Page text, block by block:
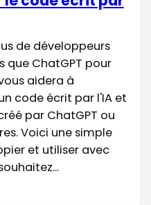
de développeurs
que ChatGPT pour
aidera à
code écrit par l'IA et
par ChatGPT ou
Voici une simple
et utiliser avec